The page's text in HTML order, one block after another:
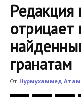
Новости
Кыргызстана
Редакция
отрицает
гранатам
От Нурмухаммед